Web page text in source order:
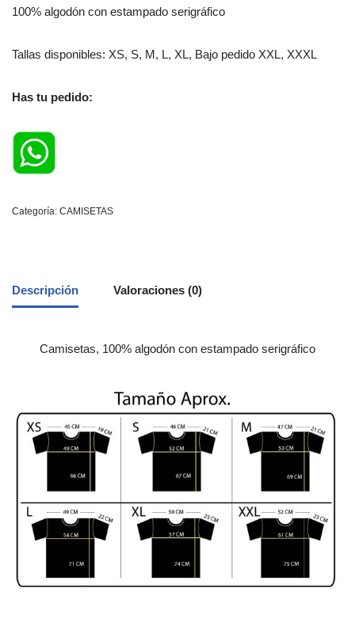
100% algodón con estampado serigráfico
Tallas disponibles: XS, S, M, L, XL, Bajo pedido XXL, XXXL
Has tu pedido:
Categoría: CAMISETAS
Descripción Valoraciones (0)
Camisetas, 100% algodón con estampado serigráfico